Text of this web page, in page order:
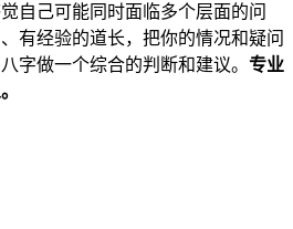
自己可能同时面临多个层面的问
有经验的道长，把你的情况和疑问
字做一个综合的判断和建议。 专业